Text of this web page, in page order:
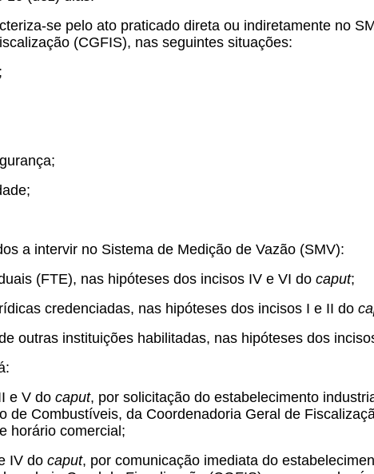
se pelo ato praticado direta ou indiretamente no
(CGFIS), nas seguintes situações:
a intervir no Sistema de Medição de Vazão (SMV):
(FTE), nas hipóteses dos incisos IV e VI do caput;
credenciadas, nas hipóteses dos incisos I e II do
outras instituições habilitadas, nas hipóteses dos
e V do caput, por solicitação do estabelecimento
de Combustíveis, da Coordenadoria Geral de
horário comercial;
IV do caput, por comunicação imediata do